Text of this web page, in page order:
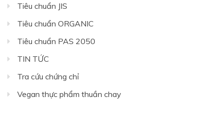
Tiêu chuẩn JIS
Tiêu chuẩn ORGANIC
Tiêu chuẩn PAS 2050
TIN TỨC
Tra cứu chứng chỉ
Vegan thực phẩm thuần chay